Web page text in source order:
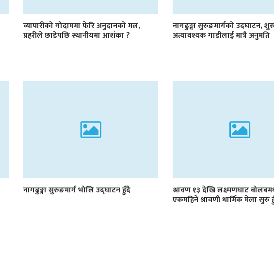
व्यापारीको गोदाममा फेरि अनुदानको मल,
प्रहरीले छाडेपछि स्थानीयमा आशंका ?
नागढुङ्गा सुरुङमार्गको उदघाटन,
अत्यावश्यक गाडीलाई मात्रै अनुमति
नागढुङ्गा सुरुङमार्ग भोलि उद्घाटन हुँदै श्रावण १३ देखि लक्ष्मणघाट
एकमहिने श्रावणी धार्मिक मेला सुरु